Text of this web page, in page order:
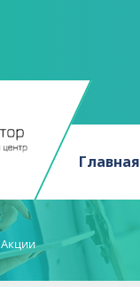
Главная
Акции